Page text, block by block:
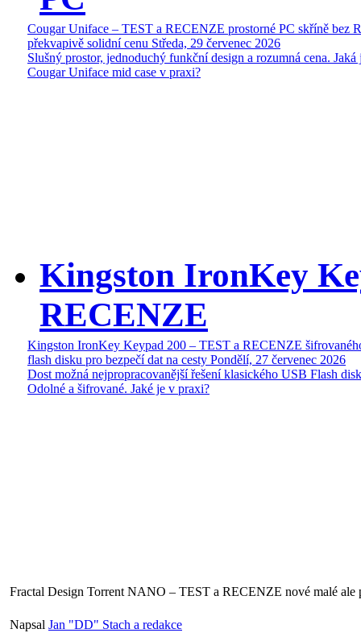
Cougar Uniface – TEST a RECENZE prostorné PC skříně bez
překvapivě solidní cenu Středa, 29 červenec 2026
Slušný prostor, jednoduchý funkční design a rozumná cena. Jaká
Cougar Uniface mid case v praxi?
Kingston IronKey
RECENZE
Kingston IronKey Keypad 200 – TEST a RECENZE
flash disku pro bezpečí dat na cesty Pondělí, 27 červenec 2026
Dost možná nejpropracovanější řešení klasického USB Flash
Odolné a šifrované. Jaké je v praxi?
Fractal Design Torrent NANO – TEST a RECENZE nové malé
Napsal Jan "DD" Stach a redakce